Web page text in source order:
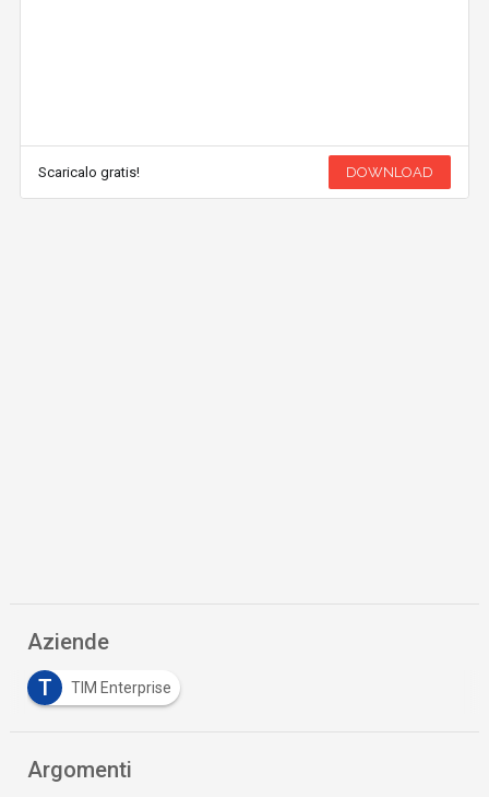
Scaricalo gratis! DOWNLOAD
Aziende
T
TIM Enterprise
Argomenti